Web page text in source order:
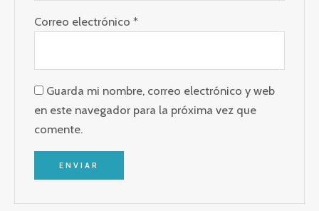
Correo electrónico*
Guarda mi nombre, correo electrónico y web
en este navegador para la próxima vez que
comente.